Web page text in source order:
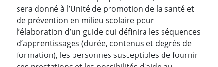
sera donné à l’Unité de promotion de la santé et
de prévention en milieu scolaire pour
l’élaboration d’un guide qui définira les séquences
d’apprentissages (durée, contenus et degrés de
formation), les personnes susceptibles de fournir